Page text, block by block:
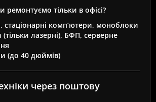
ремонтуємо тільки в офісі?
стаціонарні комп’ютери, моноблоки
лазерні), БФП, серверне
(до 40 дюймів)
через поштову